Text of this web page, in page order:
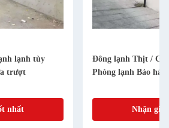
lạnh tùy
trượt
nhất
Đông lạnh Thịt / Gà
Phòng lạnh Bảo
Nhận giá